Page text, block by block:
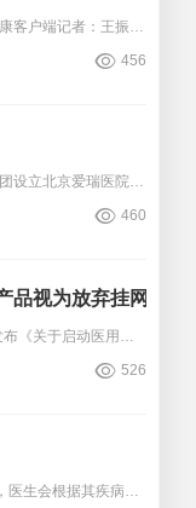
来源：人民日报健康客户端记者：王振雅邱越谭琪欣刘静怡在不开灯的智能化车间，一袋袋、一瓶瓶注射液贴签，从科伦药业的生产线，发向全国，走进医院，用于临床一线。１２月３０日，国
456
近日，北京卫健委官网正式发布了《关于同意抖音集团设立北京爱瑞医院（待定）项目的批复》的通知，标志着抖音集团在医疗健康领域的又一重要布局取得了实质性进展。根据通知内容，抖音
460
品视为放弃挂网
１月１０日，重庆药品交易所发布《关于启动医用耗材新规则挂网价格申报工作的通知》，于１月１０日正式启动医用耗材新规则挂网价格申报工作。据《通知》，满足报价范围的医用耗材，按
526
大家好，我是ＩＣＵ的一个小透明。入住重症监护室（ＩＣＵ）的患者，医生会根据其疾病特征，提供包括呼吸治疗、循环治疗、纠正水电解质平衡紊乱和营养支持等在内的治疗措施。呼吸治疗